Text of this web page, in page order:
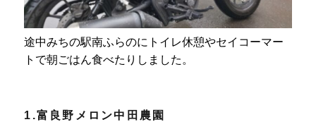
途中みちの駅南ふらのにトイレ休憩やセイコーマー
トで朝ごはん食べたりしました。
1.富良野メロン中田農園